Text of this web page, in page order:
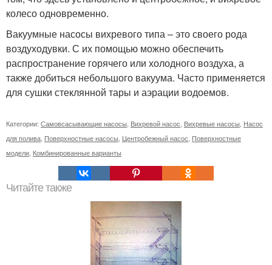
колесо одновременно.
Вакуумные насосы вихревого типа – это своего рода
воздуходувки. С их помощью можно обеспечить
распространение горячего или холодного воздуха, а
также добиться небольшого вакуума. Часто применяется
для сушки стеклянной тары и аэрации водоемов.
Категории: Самовсасывающие насосы Вихревой насос Вихревые насосы Насос
для полива Поверхностные насосы Центробежный насос Поверхностные
модели Комбинированные варианты
Читайте также